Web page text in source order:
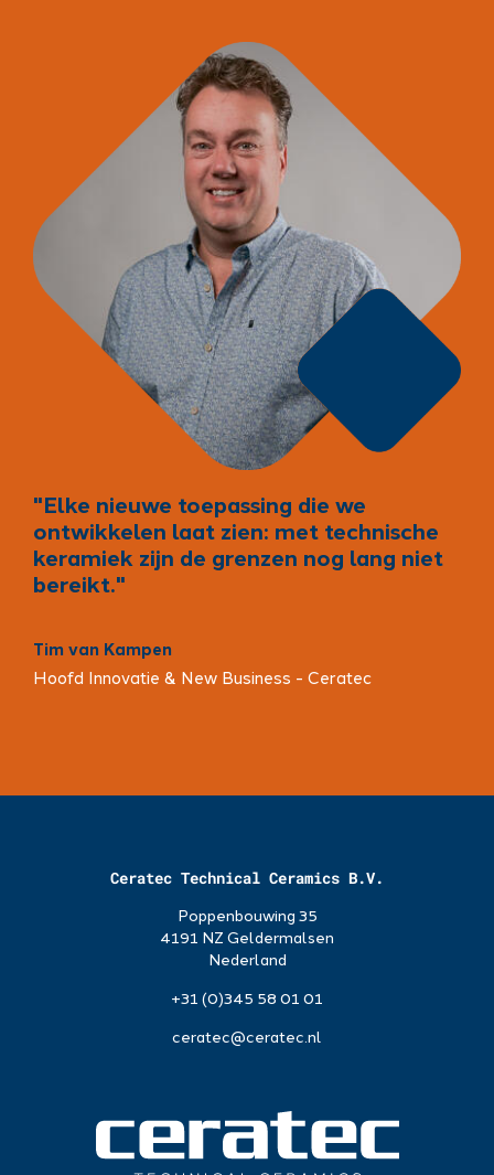
"Elke nieuwe toepassing die we
ontwikkelen laat zien: met technische
keramiek zijn de grenzen nog lang niet
bereikt."
Tim van Kampen
Hoofd Innovatie & New Business - Ceratec
Ceratec Technical Ceramics B.V.
Poppenbouwing 35
4191 NZ Geldermalsen
Nederland
+31 (0)345 58 01 01
ceratec@ceratec.nl